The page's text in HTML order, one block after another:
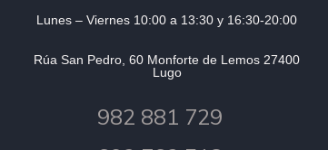
Lunes – Viernes 10:00 a 13:30 y 16:30-20:00
Rúa San Pedro, 60 Monforte de Lemos 27400
Lugo
982 881 729